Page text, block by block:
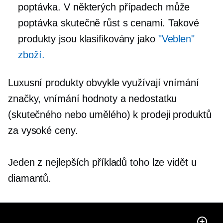
poptávka. V některých případech může
poptávka skutečně růst s cenami. Takové
produkty jsou klasifikovány jako "Veblen"
zboží.
Luxusní produkty obvykle využívají vnímání
značky, vnímání hodnoty a nedostatku
(skutečného nebo umělého) k prodeji produktů
za vysoké ceny.
Jeden z nejlepších příkladů toho lze vidět u
diamantů.